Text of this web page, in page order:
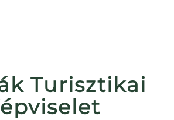
Turisztikai